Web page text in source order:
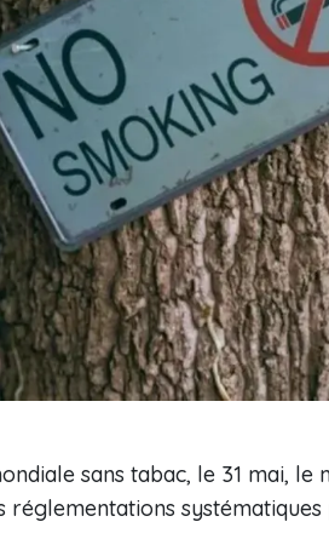
sans tabac, le 31 mai, le